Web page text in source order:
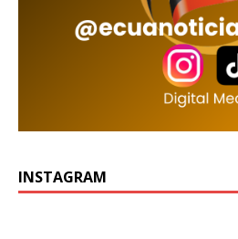
INSTAGRAM